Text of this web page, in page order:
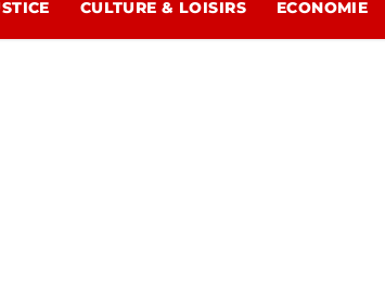
CULTURE & LOISIRS ECONOMIE